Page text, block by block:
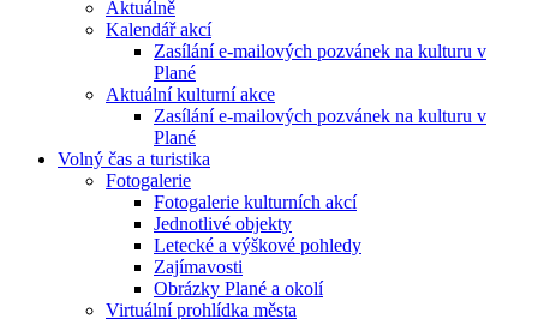
Aktuálně
Kalendář akcí
Zasílání e-mailových pozvánek na kulturu v
Plané
Aktuální kulturní akce
Zasílání e-mailových pozvánek na kulturu v
Plané
Volný čas a turistika
Fotogalerie
Fotogalerie kulturních akcí
Jednotlivé objekty
Letecké a výškové pohledy
Zajímavosti
Obrázky Plané a okolí
Virtuální prohlídka města